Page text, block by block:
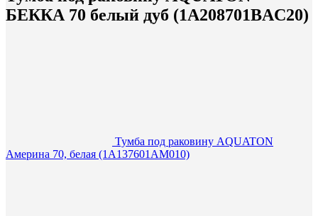
БЕККА 70 белый дуб (1A208701BAC20)
Тумба под раковину AQUATON
Америна 70, белая (1A137601AM010)